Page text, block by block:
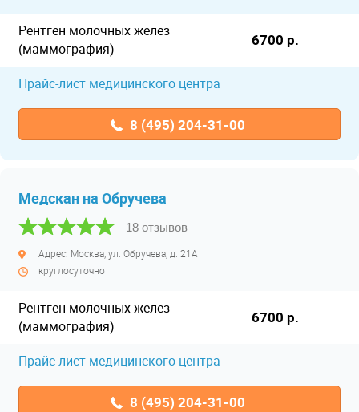
Рентген молочных желез
(маммография)
6700 р.
Прайс-лист медицинского центра
8 (495) 204-31-00
Медскан на Обручева
18 отзывов
Адрес: Москва, ул. Обручева, д. 21А
круглосуточно
Рентген молочных желез
(маммография)
6700 р.
Прайс-лист медицинского центра
8 (495) 204-31-00